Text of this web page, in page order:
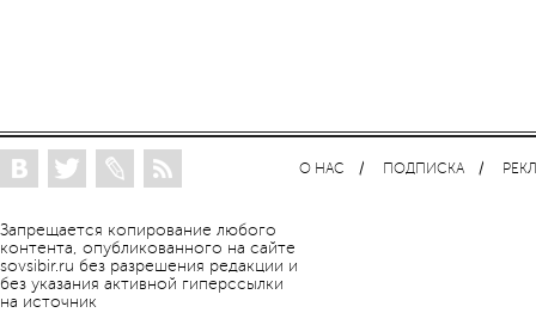
Запрещается копирование любого
контента, опубликованного на сайте
sovsibir.ru без разрешения редакции и
без указания активной гиперссылки
на источник
О НАС ПОДПИСКА